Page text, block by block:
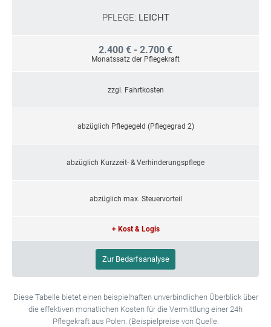
PFLEGE: LEICHT
2.400 € - 2.700 €
Monatssatz der Pflegekraft
zzgl. Fahrtkosten
abzüglich Pflegegeld (Pflegegrad 2)
abzüglich Kurzzeit- & Verhinderungspflege
abzüglich max. Steuervorteil
+ Kost & Logis
Zur Bedarfsanalyse
Diese Tabelle bietet einen beispielhaften unverbindlichen Überblick über
die effektiven monatlichen Kosten für die Vermittlung einer 24h
Pflegekraft aus Polen. (Beispielpreise von Quelle: